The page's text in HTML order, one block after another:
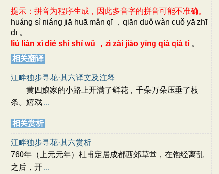
提示：拼音为程序生成，因此多音字的拼音可能不准确。
huáng sì niáng jiā huā mǎn qī ，qiān duǒ wàn duǒ yā zhī
dī 。
liú lián xì dié shí shí wǔ ，zì zài jiāo yīng qià qià tí 。
相关翻译
江畔独步寻花·其六译文及注释
黄四娘家的小路上开满了鲜花，千朵万朵压垂了枝
条。嬉戏 ...
相关赏析
江畔独步寻花·其六赏析
760年（上元元年）杜甫定居成都西郊草堂，在饱经离乱
之后，开 ...